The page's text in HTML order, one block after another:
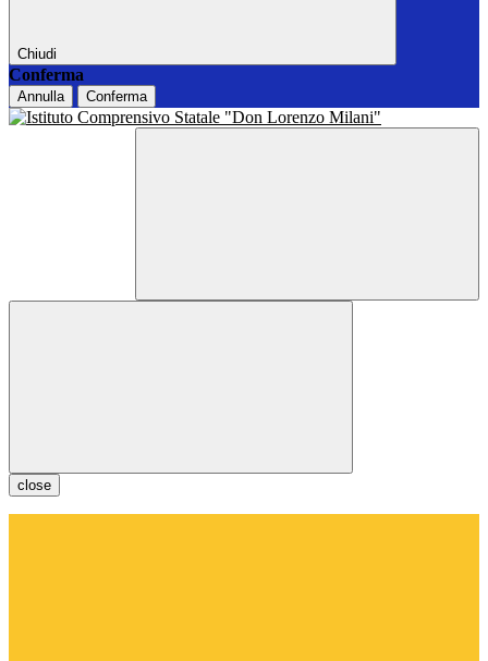
Chiudi
Conferma
Annulla Conferma
close